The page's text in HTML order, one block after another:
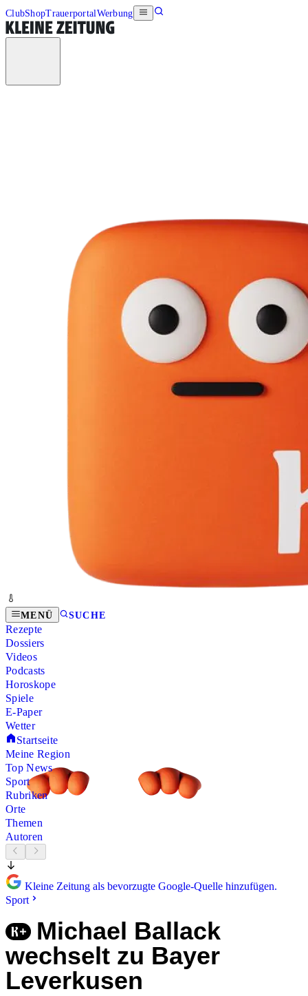
ClubShopTrauerportalWerbung
MENÜ SUCHE
Rezepte
Dossiers
Videos
Podcasts
Horoskope
Spiele
E-Paper
Wetter
Startseite
Meine Region
Top News
Sport
Rubriken
Orte
Themen
Autoren
Kleine Zeitung als bevorzugte Google-Quelle hinzufügen.
Sport
Michael Ballack
wechselt zu Bayer
Leverkusen